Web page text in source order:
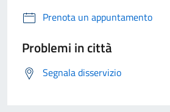
Prenota un appuntamento
Problemi in città
Segnala disservizio